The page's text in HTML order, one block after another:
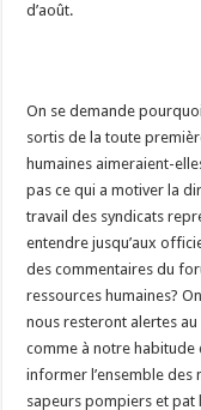
d’août.
On se demande
sortis de la toute
humaines aimeraient-
pas ce qui a motiver la
travail des syndicats
entendre jusqu’aux
des commentaires du
ressources humaines?
nous resteront alertes
comme à notre habitude
informer l’ensemble des
sapeurs pompiers et